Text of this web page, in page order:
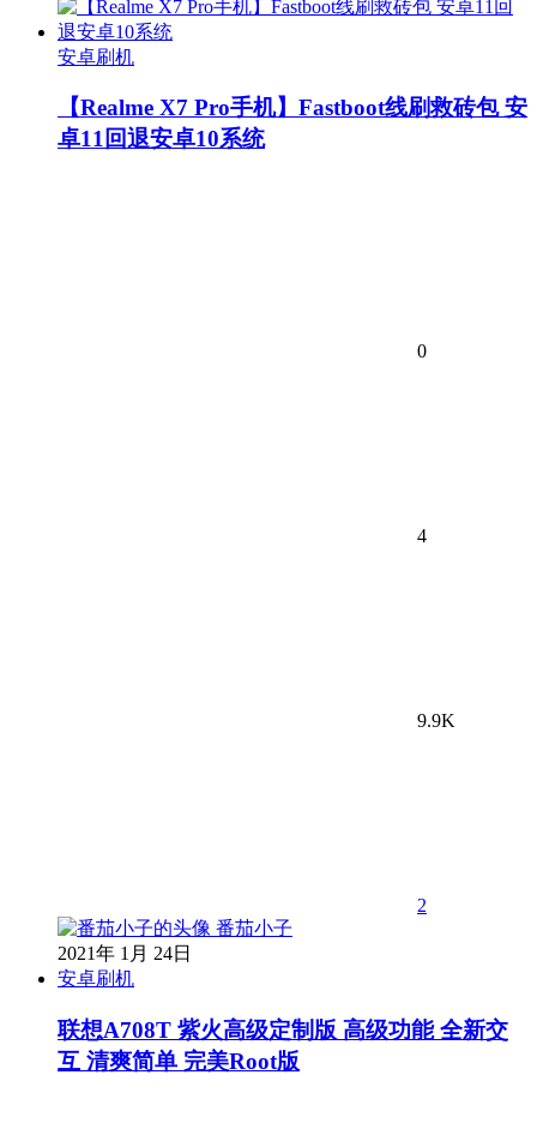
安卓刷机
【Realme X7 Pro手机】Fastboot线刷救砖包 安
卓11回退安卓10系统
0
4
9.9K
2
番茄小子
2021年 1月 24日
安卓刷机
联想A708T 紫火高级定制版 高级功能 全新交
互 清爽简单 完美Root版